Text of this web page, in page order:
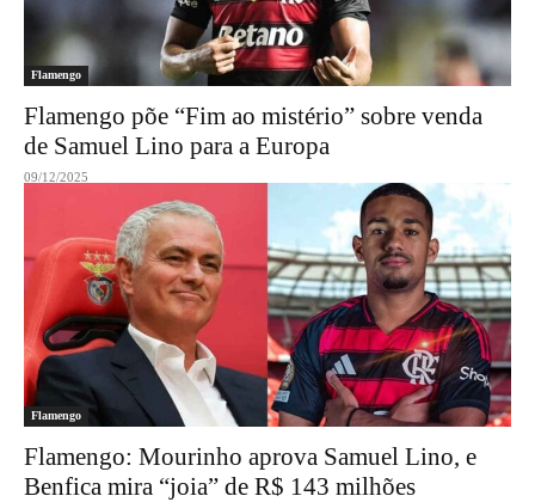
Flamengo
Flamengo põe “Fim ao mistério” sobre venda
de Samuel Lino para a Europa
09/12/2025
Flamengo
Flamengo: Mourinho aprova Samuel Lino, e
Benfica mira “joia” de R$ 143 milhões